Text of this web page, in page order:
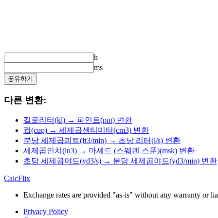
h
ms
공유하기
다른 변환:
킬로리터(kl) → 파인트(pnt) 변환
컵(cup) → 세제곱센티미터(cm3) 변환
분당 세제곱피트(ft3/min) → 초당 리터(l/s) 변환
세제곱인치(in3) → 마셰드 (스웨덴 스푼)(msk) 변환
초당 세제곱야드(yd3/s) → 분당 세제곱야드(yd3/min) 변환
CalcFlix
Exchange rates are provided "as-is" without any warranty or
Privacy Policy